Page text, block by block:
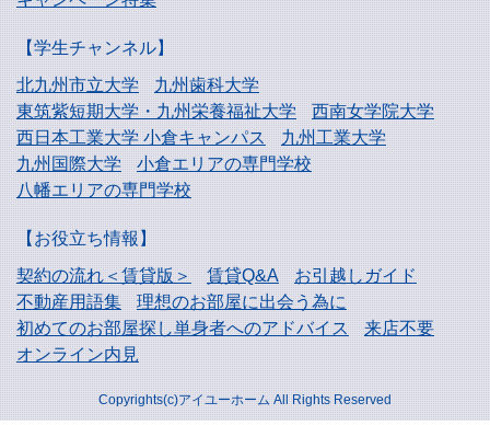
【学生チャンネル】
北九州市立大学
九州歯科大学
東筑紫短期大学・九州栄養福祉大学
西南女学院大学
西日本工業大学小倉キャンパス
九州工業大学
九州国際大学
小倉エリアの専門学校
八幡エリアの専門学校
【お役立ち情報】
契約の流れ＜賃貸版＞
賃貸Q&A
お引越しガイド
不動産用語集
理想のお部屋に出会う為に
初めてのお部屋探し単身者へのアドバイス
来店不要
オンライン内見
Copyrights(c)アイユーホーム All Rights Reserved